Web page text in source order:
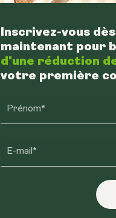
Inscrivez-vous dès
maintenant pour
d'une réduction
votre première
Prénom*
E-mail*